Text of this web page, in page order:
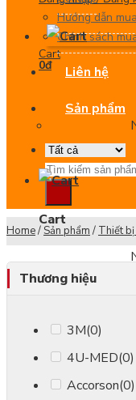
Cart
0đ
Cart
Hướng dẫn
Chính sách
Liên hệ
Sản phẩm
Search
for:
Home/Sản phẩm / Thiết
Thương hiệu
3M(0)
4U-MED(0)
Accorson(0)